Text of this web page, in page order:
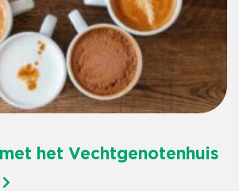
het Vechtgenotenhuis